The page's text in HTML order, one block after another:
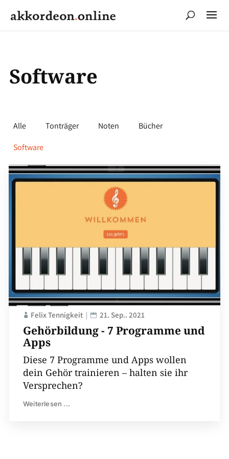
Software
Alle Tonträger Noten
Bücher
Software
Gehörbildung - 7 Programme und
Apps
Felix Tennigkeit 21. Sep.. 2021
Diese 7 Programme und Apps wollen
dein Gehör trainieren – halten sie ihr
Versprechen?
Weiterlesen ...